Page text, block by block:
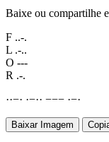
Baixe ou compartilhe
F ..-.
L .-..
O ---
R .-.
··−· ·−·· −−− ·−·
Baixar Imagem